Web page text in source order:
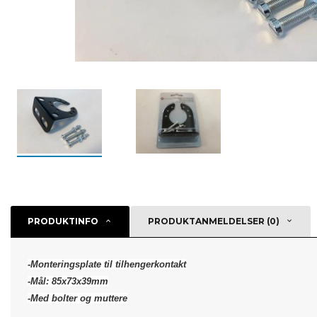
PRODUKTINFO PRODUKTANMELDELSER (0)
-Monteringsplate til tilhengerkontakt
-Mål: 85x73x39mm
-Med bolter og muttere